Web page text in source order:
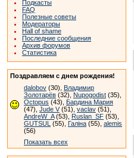
Подкасты
FAQ
Полезные советы
Модераторы
Hall of shame
Последние сообщения
Архив форумов
Статистика
Поздравляем с днем рождения!
dalobov (30), Владимир
Золотарёв (32), Nupogodist (35),
Octopus (43), Бардина Мария
(47), Jude V(51), vaclav (51),
AndreW_A(53), Ruslan_SF (53),
GUTSUL (55), Галіна (55), alemis
(56)
Показать всех